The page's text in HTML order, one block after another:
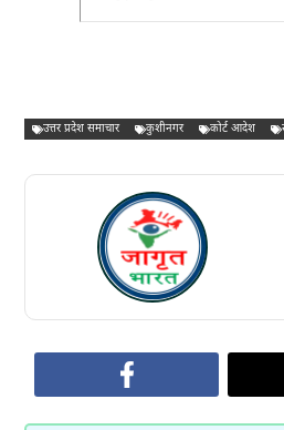
उत्तर प्रदेश समाचार कुशीनगर कोर्ट आदेश